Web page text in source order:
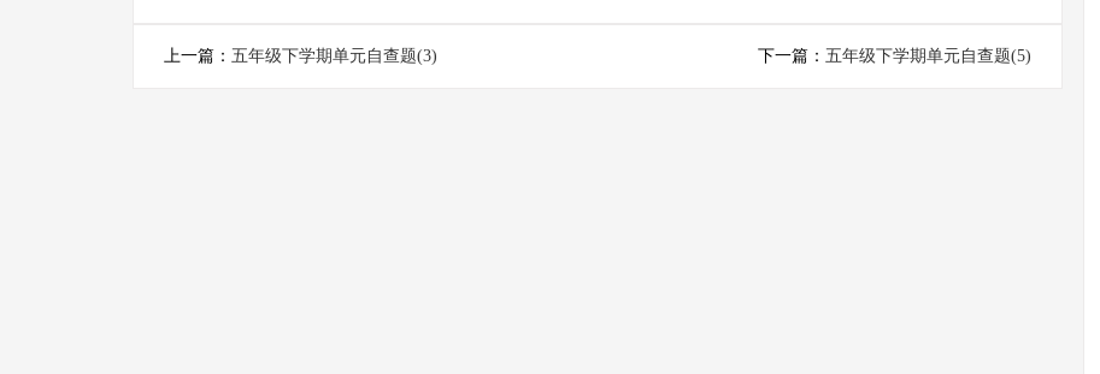
上一篇： 五年级下学期单元自查题(3) 下一篇： 五年级下学期单元自查题(5)